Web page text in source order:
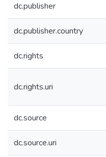
dc.publisher
dc.publisher.country
dc.rights
dc.rights.uri
dc.source
dc.source.uri